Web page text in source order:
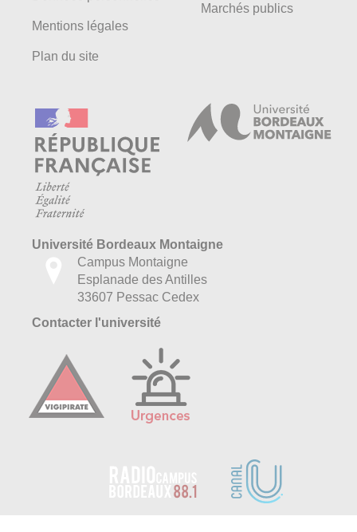
Mentions légales
Plan du site
Marchés publics
Université Bordeaux Montaigne
Campus Montaigne
Esplanade des Antilles
33607 Pessac Cedex
Contacter l'université